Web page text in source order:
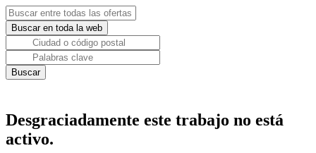
Desgraciadamente este trabajo no está
activo.